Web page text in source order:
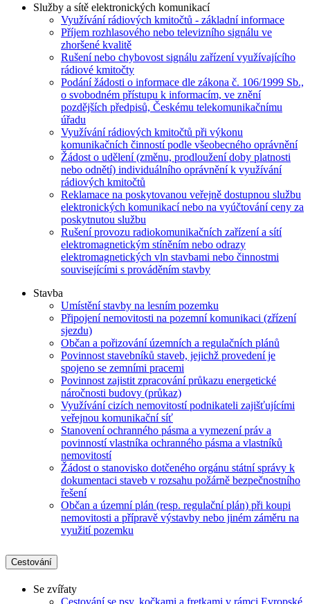
Služby a sítě elektronických komunikací
Využívání rádiových kmitočtů - základní informace
Příjem rozhlasového nebo televizního signálu ve
zhoršené kvalitě
Rušení nebo chybovost signálu zařízení využívajícího
rádiové kmitočty
Podání žádosti o informace dle zákona č. 106/1999 Sb.,
o svobodném přístupu k informacím, ve znění
pozdějších předpisů, Českému telekomunikačnímu
úřadu
Využívání rádiových kmitočtů při výkonu
komunikačních činností podle všeobecného oprávnění
Žádost o udělení (změnu, prodloužení doby platnosti
nebo odnětí) individuálního oprávnění k využívání
rádiových kmitočtů
Reklamace na poskytovanou veřejně dostupnou službu
elektronických komunikací nebo na vyúčtování ceny za
poskytnutou službu
Rušení provozu radiokomunikačních zařízení a sítí
elektromagnetickým stíněním nebo odrazy
elektromagnetických vln stavbami nebo činnostmi
souvisejícími s prováděním stavby
Stavba
Umístění stavby na lesním pozemku
Připojení nemovitosti na pozemní komunikaci (zřízení
sjezdu)
Občan a pořizování územních a regulačních plánů
Povinnost stavebníků staveb, jejichž provedení je
spojeno se zemními pracemi
Povinnost zajistit zpracování průkazu energetické
náročnosti budovy (průkaz)
Využívání cizích nemovitostí podnikateli zajišťujícími
veřejnou komunikační síť
Stanovení ochranného pásma a vymezení práv a
povinností vlastníka ochranného pásma a vlastníků
nemovitostí
Žádost o stanovisko dotčeného orgánu státní správy k
dokumentaci staveb v rozsahu požárně bezpečnostního
řešení
Občan a územní plán (resp. regulační plán) při koupi
nemovitosti a přípravě výstavby nebo jiném záměru na
využití pozemku
Cestování
Se zvířaty
Cestování se psy, kočkami a fretkami v rámci Evropské